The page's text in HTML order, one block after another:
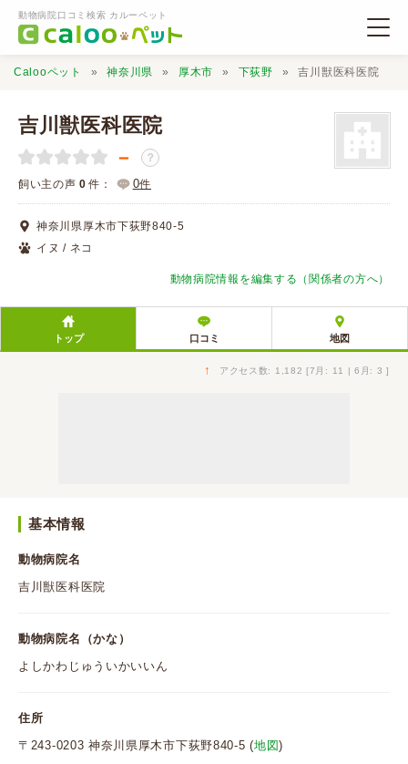
動物病院口コミ検索 カルーペット
動物病院検索
口コミ検索
口コミ投稿
Calooペット 神奈川県 厚木市 下荻野 吉川獣医科医院
吉川獣医科医院
－ ？
飼い主の声 0 件： 0件
神奈川県厚木市下荻野840-5
イヌ / ネコ
動物病院情報を編集する（関係者の方へ）
トップ 口コミ 地図
↑ アクセス数: 1,182 [7月: 11 | 6月: 3 ]
基本情報
動物病院名
吉川獣医科医院
動物病院名（かな）
よしかわじゅういかいいん
住所
〒243-0203 神奈川県厚木市下荻野840-5 (地図)